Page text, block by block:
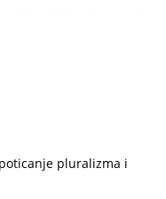
pluralizma i